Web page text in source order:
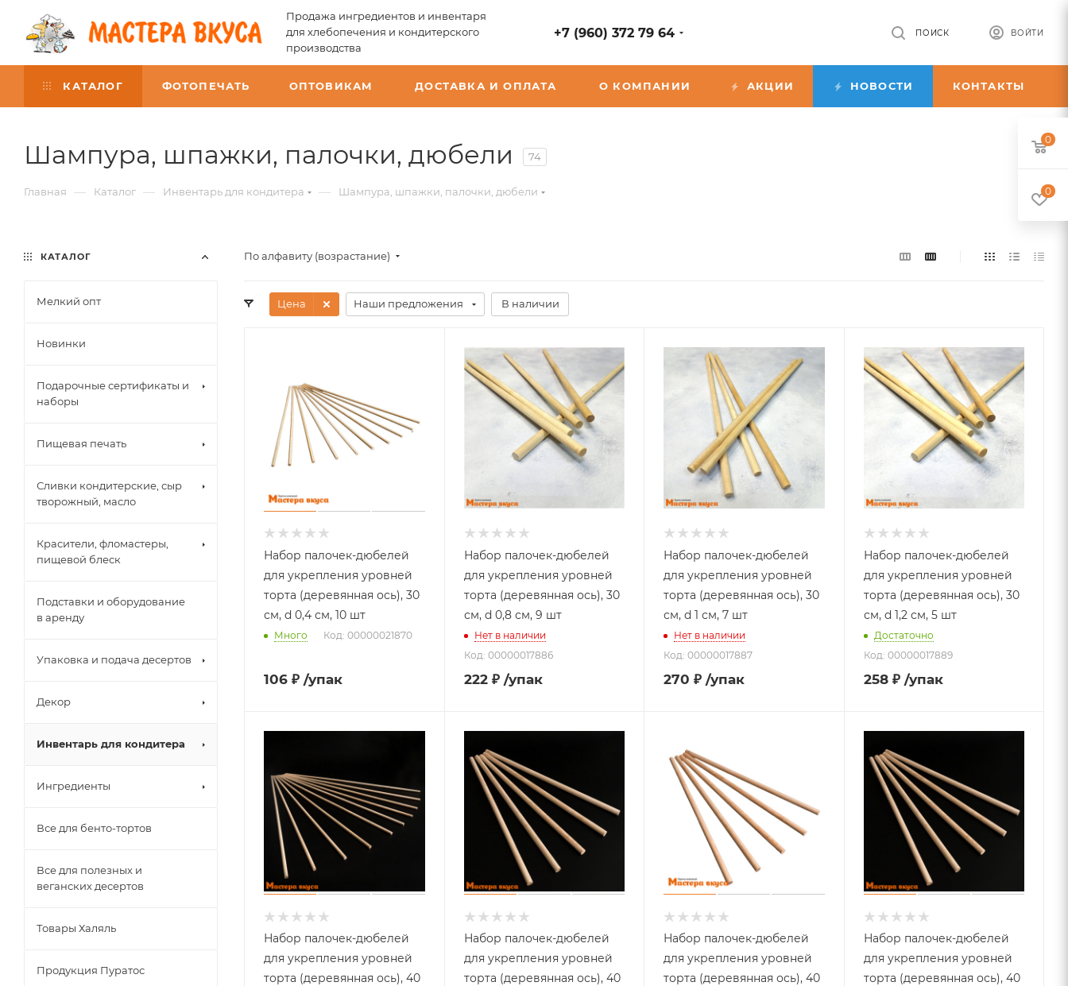
Продажа ингредиентов и инвентаря
для хлебопечения и кондитерского
производства
+7 (960) 372 79 64 ВОЙТИ
ПОИСК
КАТАЛОГ ФОТОПЕЧАТЬ ОПТОВИКАМ ДОСТАВКА И ОПЛАТА О КОМПАНИИ АКЦИИ НОВОСТИ КОНТАКТЫ
Шампура, шпажки, палочки, дюбели 74
Главная — Каталог — Инвентарь для кондитера — Шампура, шпажки, палочки, дюбели
По алфавиту (возрастание)
Цена Наши предложения В наличии
Набор палочек-дюбелей
для укрепления уровней
торта (деревянная ось), 30
см, d 0,4 см, 10 шт
Много Код: 00000021870
106 ₽ /упак
Набор палочек-дюбелей
для укрепления уровней
торта (деревянная ось), 30
см, d 0,8 см, 9 шт
Нет в наличии
Код: 00000017886
222 ₽ /упак
Набор палочек-дюбелей
для укрепления уровней
торта (деревянная ось), 30
см, d 1 см, 7 шт
Нет в наличии
Код: 00000017887
270 ₽ /упак
Набор палочек-дюбелей
для укрепления уровней
торта (деревянная ось), 30
см, d 1,2 см, 5 шт
Достаточно
Код: 00000017889
258 ₽ /упак
Набор палочек-дюбелей
для укрепления уровней
торта (деревянная ось), 40
Набор палочек-дюбелей
для укрепления уровней
торта (деревянная ось), 40
Набор палочек-дюбелей
для укрепления уровней
торта (деревянная ось), 40
Набор палочек-дюбелей
для укрепления уровней
торта (деревянная ось), 40
КАТАЛОГ
Мелкий опт
Новинки
Подарочные сертификаты и
наборы
Пищевая печать
Сливки кондитерские, сыр
творожный, масло
Красители, фломастеры,
пищевой блеск
Подставки и оборудование
в аренду
Упаковка и подача десертов
Декор
Инвентарь для кондитера
Ингредиенты
Все для бенто-тортов
Все для полезных и
веганских десертов
Товары Халяль
Продукция Пуратос
0
0